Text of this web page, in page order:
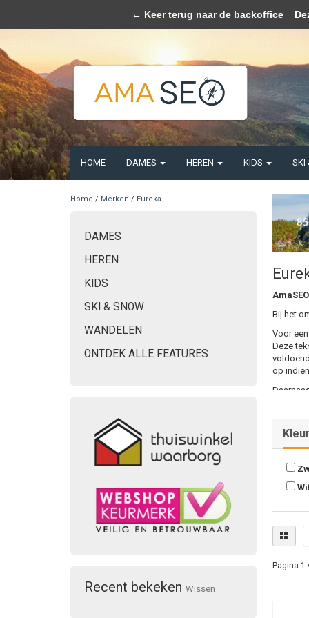
HOME DAMES HEREN KIDS SKI
Home / Merken / Eureka
DAMES
HEREN
KIDS
SKI & SNOW
WANDELEN
ONTDEK ALLE FEATURES
Recent bekeken Wissen
Bij het
Voor
Deze
op
Kleur
Pagina 1
Wij slaan
← Keer terug naar de backoffice